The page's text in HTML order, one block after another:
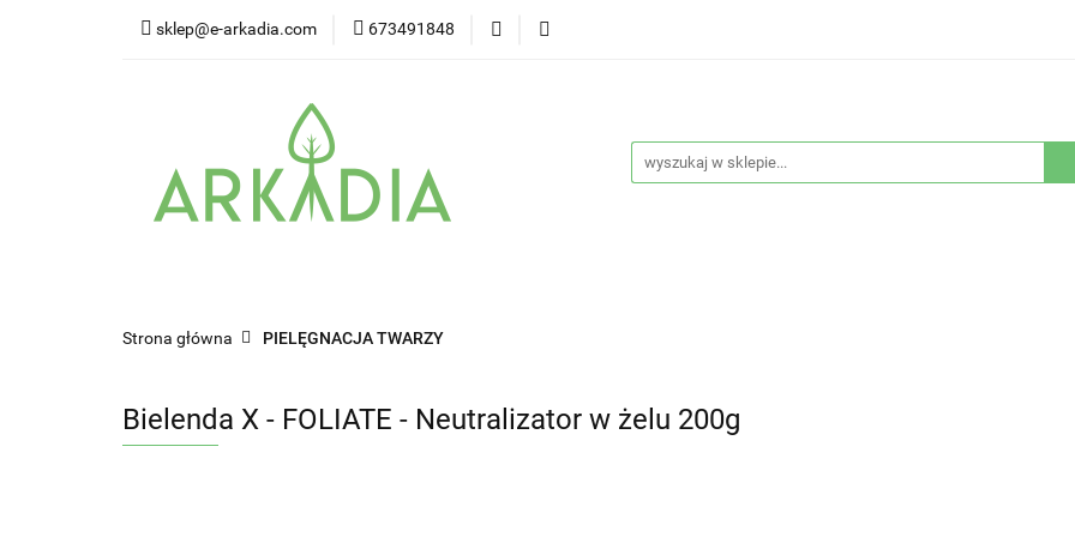
sklep@e-arkadia.com 673491848
Kategorie Producenci
Strona główna PIELĘGNACJA TWARZY
Bielenda X - FOLIATE - Neutralizator w żelu 200g